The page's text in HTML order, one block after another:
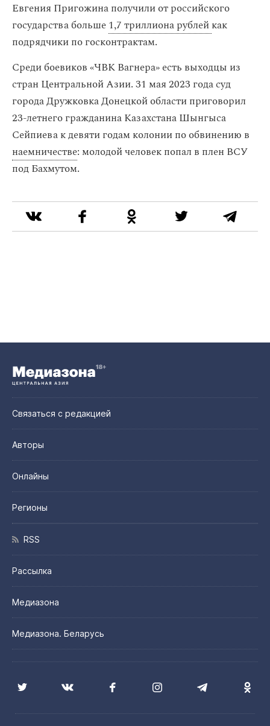
Евгения Пригожина получили от российского
государства больше1,7 триллиона рублейкак
подрядчики по госконтрактам.
Среди боевиков «ЧВК Вагнера» есть выходцы из
стран Центральной Азии. 31 мая 2023 года суд
города Дружковка Донецкой области приговорил
23-летнего гражданина Казахстана Шынгыса
Сейпиева к девяти годам колонии по обвинению в
наемничестве: молодой человек попал в плен ВСУ
под Бахмутом.
Связаться с редакцией
Авторы
Онлайны
Регионы
RSS
Рассылка
Медиазона
Медиазона. Беларусь